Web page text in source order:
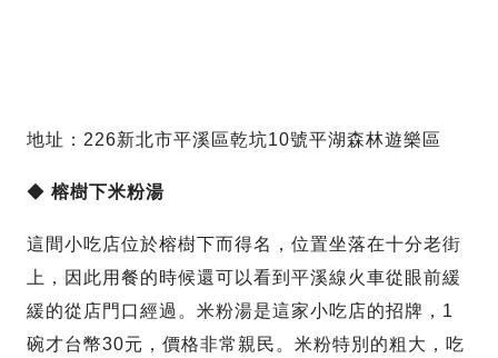
地址：226新北市平溪區乾坑10號平湖森林遊樂區
◆ 榕樹下米粉湯
這間小吃店位於榕樹下而得名，位置坐落在十分老街
上，因此用餐的時候還可以看到平溪線火車從眼前緩
緩的從店門口經過。米粉湯是這家小吃店的招牌，1
碗才台幣30元，價格非常親民。米粉特別的粗大，吃